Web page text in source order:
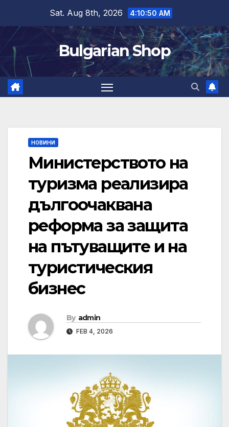
content
Sat. Aug 8th, 2026 4:10:51 AM
Bulgarian Shop
НОВИНИ
Министерството на
туризма реализира
дългоочаквана
реформа за защита
на пътуващите и на
туристическия
бизнес
By admin
FEB 4, 2026